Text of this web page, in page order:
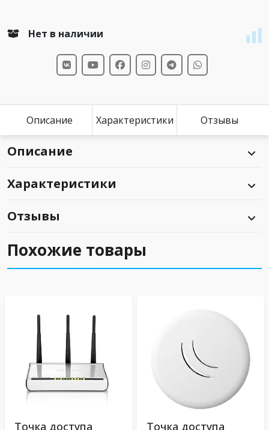
Нет в наличии
Описание Характеристики Отзывы
Описание
Характеристики
Отзывы
Похожие товары
Точка доступа
Точка доступа